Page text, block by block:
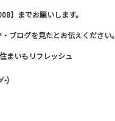
】までお願いします。
ブログを見たとお伝えください。
まいもリフレッシュ
)